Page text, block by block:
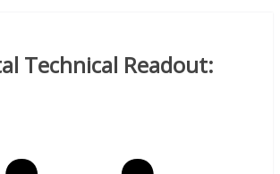
Technical Readout: